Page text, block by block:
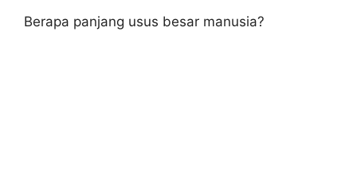
Berapa panjang usus besar manusia?